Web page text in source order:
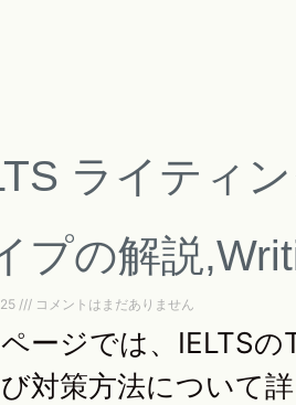
ライティ
プの解説
コメントはまだありません
ージでは、IELTS
対策方法について